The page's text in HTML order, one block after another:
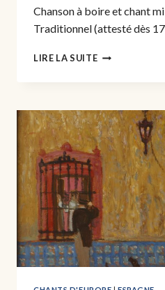
Chanson à boire et chant
Traditionnel (attesté dès
LIRE LA SUITE325.